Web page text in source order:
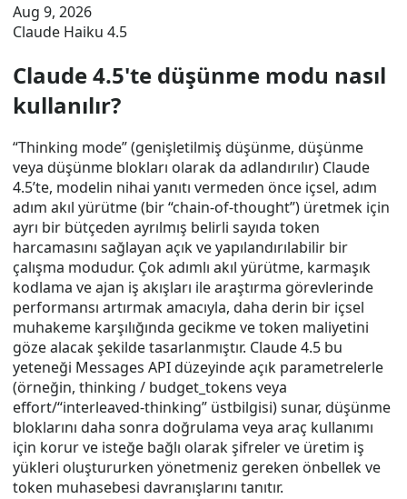
Aug 9, 2026
Claude Haiku 4.5
Claude 4.5'te düşünme modu nasıl
kullanılır?
“Thinking mode” (genişletilmiş düşünme, düşünme
veya düşünme blokları olarak da adlandırılır) Claude
4.5’te, modelin nihai yanıtı vermeden önce içsel, adım
adım akıl yürütme (bir “chain-of-thought”) üretmek için
ayrı bir bütçeden ayrılmış belirli sayıda token
harcamasını sağlayan açık ve yapılandırılabilir bir
çalışma modudur. Çok adımlı akıl yürütme, karmaşık
kodlama ve ajan iş akışları ile araştırma görevlerinde
performansı artırmak amacıyla, daha derin bir içsel
muhakeme karşılığında gecikme ve token maliyetini
göze alacak şekilde tasarlanmıştır. Claude 4.5 bu
yeteneği Messages API düzeyinde açık parametrelerle
(örneğin, thinking / budget_tokens veya
effort/“interleaved-thinking” üstbilgisi) sunar, düşünme
bloklarını daha sonra doğrulama veya araç kullanımı
için korur ve isteğe bağlı olarak şifreler ve üretim iş
yükleri oluştururken yönetmeniz gereken önbellek ve
token muhasebesi davranışlarını tanıtır.